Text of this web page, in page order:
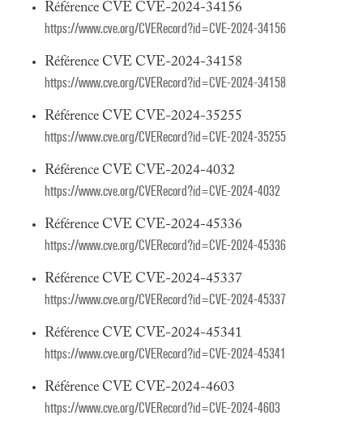
Référence CVE CVE-2024-34156
https://www.cve.org/CVERecord?id=CVE-2024-34156
Référence CVE CVE-2024-34158
https://www.cve.org/CVERecord?id=CVE-2024-34158
Référence CVE CVE-2024-35255
https://www.cve.org/CVERecord?id=CVE-2024-35255
Référence CVE CVE-2024-4032
https://www.cve.org/CVERecord?id=CVE-2024-4032
Référence CVE CVE-2024-45336
https://www.cve.org/CVERecord?id=CVE-2024-45336
Référence CVE CVE-2024-45337
https://www.cve.org/CVERecord?id=CVE-2024-45337
Référence CVE CVE-2024-45341
https://www.cve.org/CVERecord?id=CVE-2024-45341
Référence CVE CVE-2024-4603
https://www.cve.org/CVERecord?id=CVE-2024-4603